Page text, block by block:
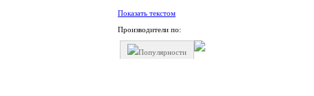
Показать текстом
Производители по:
Популярности